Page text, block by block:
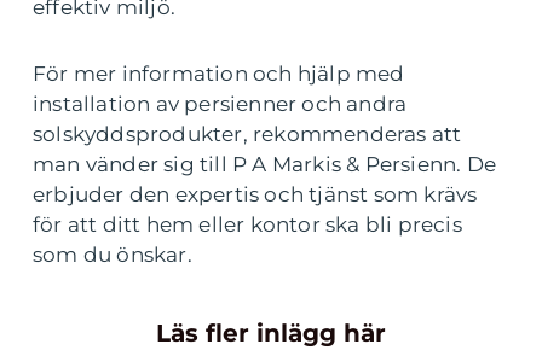
effektiv miljö.
För mer information och hjälp med
installation av persienner och andra
solskyddsprodukter, rekommenderas att
man vänder sig till P A Markis & Persienn. De
erbjuder den expertis och tjänst som krävs
för att ditt hem eller kontor ska bli precis
som du önskar.
Läs fler inlägg här